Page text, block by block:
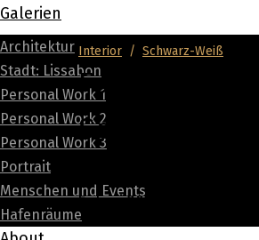
Galerien
Architektur
Stadt: Lissabon
Personal Work 1
Personal Work 2
Personal Work 3
Portrait
Menschen und Events
Hafenräume
Interior / Schwarz-Weiß
Selfie
5. Juni 2022